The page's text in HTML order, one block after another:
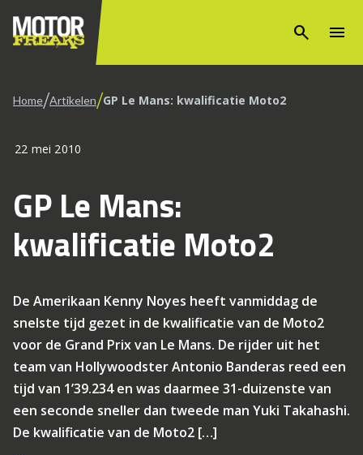
search menu
Home/Artikelen/GP Le Mans: kwalificatie Moto2
22 mei 2010
GP Le Mans:
kwalificatie Moto2
De Amerikaan Kenny Noyes heeft vanmiddag de
snelste tijd gezet in de kwalificatie van de Moto2
voor de Grand Prix van Le Mans. De rijder uit het
team van Hollywoodster Antonio Banderas reed een
tijd van 1’39.234 en was daarmee 31-duizenste van
een seconde sneller dan tweede man Yuki Takahashi.
De kwalificatie van de Moto2 […]